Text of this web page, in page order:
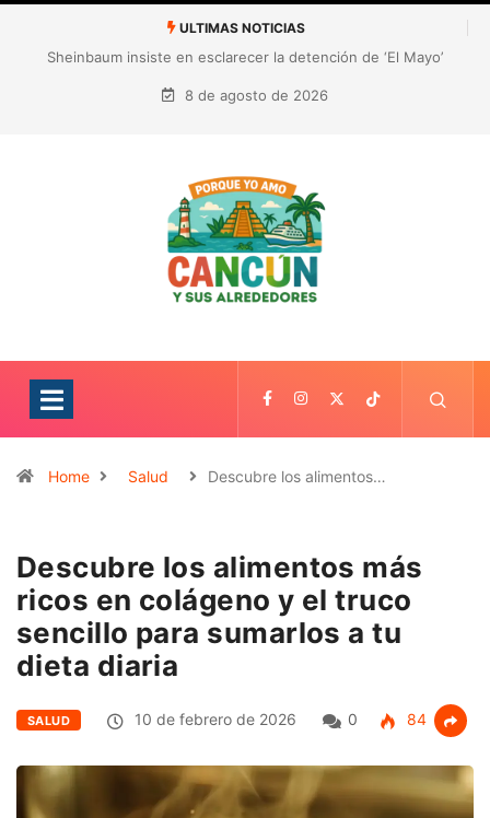
ULTIMAS NOTICIAS
¿Quién es Galita Ari y por qué acusa a RoRo de robar contenido?
La polémica que sacude las redes sociales
8 de agosto de 2026
Home Salud Descubre los alimentos…
Descubre los alimentos más
ricos en colágeno y el truco
sencillo para sumarlos a tu
dieta diaria
SALUD 10 de febrero de 2026 0 84